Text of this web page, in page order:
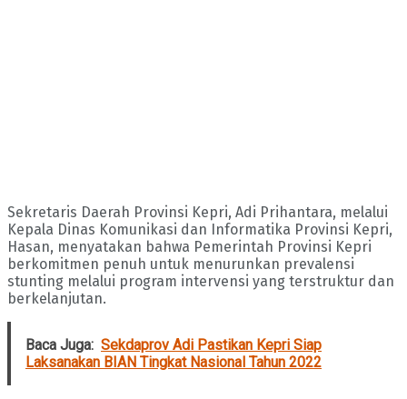
Sekretaris Daerah Provinsi Kepri, Adi Prihantara, melalui
Kepala Dinas Komunikasi dan Informatika Provinsi Kepri,
Hasan, menyatakan bahwa Pemerintah Provinsi Kepri
berkomitmen penuh untuk menurunkan prevalensi
stunting melalui program intervensi yang terstruktur dan
berkelanjutan.
Baca Juga: Sekdaprov Adi Pastikan Kepri Siap
Laksanakan BIAN Tingkat Nasional Tahun 2022